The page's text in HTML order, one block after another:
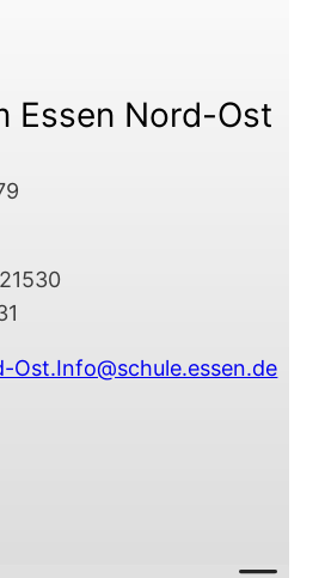
Essen Nord-Ost
Ost.Info@schule.essen.de